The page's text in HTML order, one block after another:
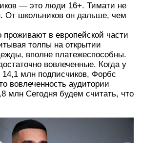
— это люди 16+. Тимати не
От школьников он дальше, чем
в европейской части
толпы на открытии
вполне платежеспособны.
вовлеченные. Когда у
млн подписчиков, Форбс
вовлеченность аудитории
млн Сегодня будем считать, что